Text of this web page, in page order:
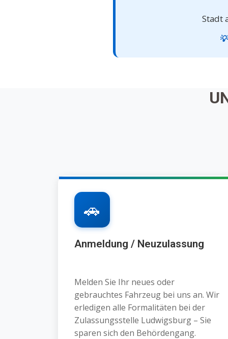
Stadt
🚗
Anmeldung / Neuzulassung
Melden Sie Ihr neues oder
gebrauchtes Fahrzeug bei uns an. Wir
erledigen alle Formalitäten bei der
Zulassungsstelle Ludwigsburg – Sie
sparen sich den Behördengang.